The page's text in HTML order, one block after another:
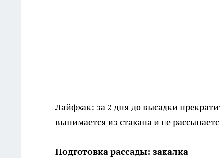
Лайфхак: за 2 дня до высадки
вынимается из стакана и не
Подготовка рассады: закалка